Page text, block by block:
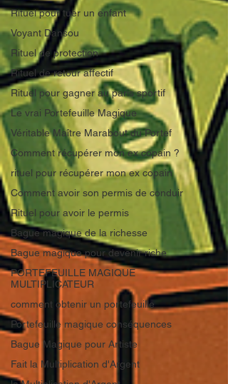
Rituel pour tuer un enfant
Voyant Dansou
Rituel de protection
Rituel de retour affectif
Rituel pour gagner au paris sportif
Le vrai Portefeuille Magique
Véritable Maître Marabout du Portef
Comment récupérer mon ex copain ?
rituel pour récupérer mon ex copain
Comment avoir son permis de conduir
Rituel pour avoir le permis
Bague magique de la richesse
Bague magique pour devenir riche
PORTEFEUILLE MAGIQUE
MULTIPLICATEUR
comment obtenir un portefeuille
Portefeuille magique conséquences
Bague Magique pour Artiste
Fait la Multiplication d'Argent